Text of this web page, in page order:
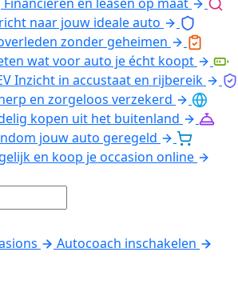
naar jouw ideale auto
zonder geheimen
wat voor auto je écht koopt
Inzicht in accustaat en rijbereik
en zorgeloos verzekerd
kopen uit het buitenland
jouw auto geregeld
en koop je occasion online
Autocoach inschakelen